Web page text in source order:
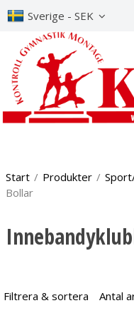
Sverige - SEK
Start / Produkter /
Bollar
Filtrera & sortera Antal